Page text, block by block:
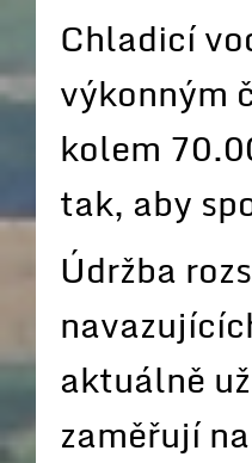
Chladicí
výkonným
kolem
tak, aby
Údržba
aktuálně
zaměřují